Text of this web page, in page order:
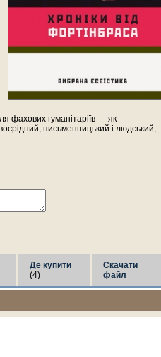
фахових гуманітаріїв — як
письменницький і людський,
Де купити
(4)
Скачати
файл